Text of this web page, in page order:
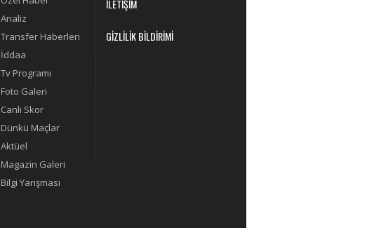
Analiz
Transfer Haberleri
İddaa
Tv Programı
Foto Galeri
Canlı Skor
Dünkü Maçlar
Aktüel
Magazin Galeri
Bilgi Yarışması
İLETİŞİM
GİZLİLİK BİLDİRİMİ